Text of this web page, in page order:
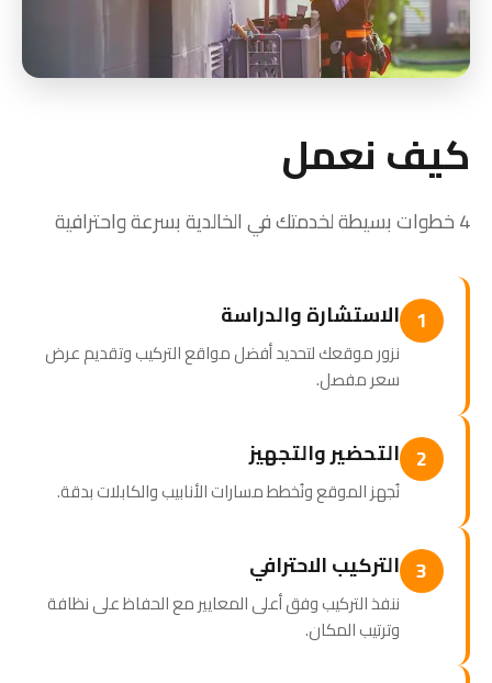
كيف نعمل
4 خطوات بسيطة لخدمتك في الخالدية بسرعة واحترافية
1 الاستشارة والدراسة
نزور موقعك لتحديد أفضل مواقع التركيب وتقديم عرض
سعر مفصل.
2 التحضير والتجهيز
نُجهز الموقع ونُخطط مسارات الأنابيب والكابلات بدقة.
3 التركيب الاحترافي
ننفذ التركيب وفق أعلى المعايير مع الحفاظ على نظافة
وترتيب المكان.